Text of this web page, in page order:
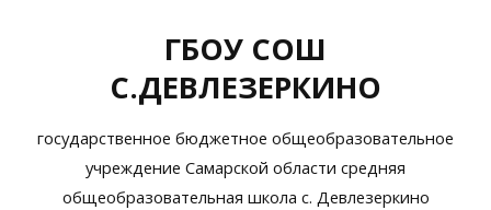
ГБОУ СОШ
С.ДЕВЛЕЗЕРКИНО
государственное бюджетное общеобразовательное
учреждение Самарской области средняя
общеобразовательная школа с. Девлезеркино